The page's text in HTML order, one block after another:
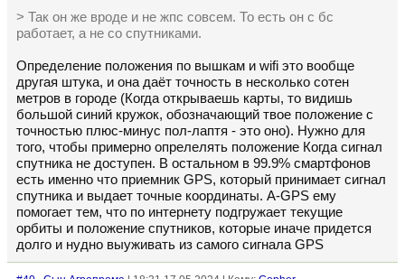
> Так он же вроде и не жпс совсем. То есть он с бс
работает, а не со спутниками.
Определение положения по вышкам и wifi это вообще
другая штука, и она даёт точность в несколько сотен
метров в городе (Когда открываешь карты, то видишь
большой синий кружок, обозначающий твое положение с
точностью плюс-минус пол-лаптя - это оно). Нужно для
того, чтобы примерно опрелелять положение Когда сигнал
спутника не доступен. В остальном в 99.9% смартфонов
есть именно что приемник GPS, который принимает сигнал
спутника и выдает точные координаты. A-GPS ему
помогает тем, что по интернету подгружает текущие
орбиты и положение спутников, которые иначе придется
долго и нудно выуживать из самого сигнала GPS